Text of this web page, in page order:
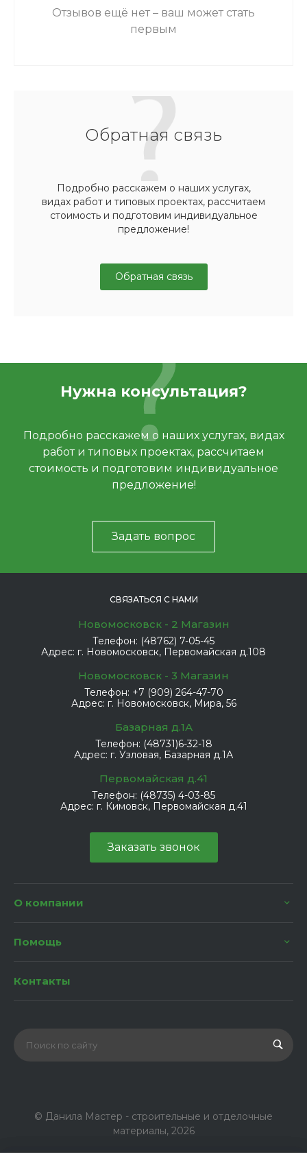
Отзывов ещё нет – ваш может стать
первым
Обратная связь
Подробно расскажем о наших услугах,
видах работ и типовых проектах, рассчитаем
стоимость и подготовим индивидуальное
предложение!
Обратная связь
Нужна консультация?
Подробно расскажем о наших услугах, видах
работ и типовых проектах, рассчитаем
стоимость и подготовим индивидуальное
предложение!
Задать вопрос
СВЯЗАТЬСЯ С НАМИ
Новомосковск - 2 Магазин
Телефон: (48762) 7-05-45
Адрес: г. Новомосковск, Первомайская д.108
Новомосковск - 3 Магазин
Телефон: +7 (909) 264-47-70
Адрес: г. Новомосковск, Мира, 56
Базарная д.1А
Телефон: (48731)6-32-18
Адрес: г. Узловая, Базарная д.1А
Первомайская д.41
Телефон: (48735) 4-03-85
Адрес: г. Кимовск, Первомайская д.41
Заказать звонок
О компании
Помощь
Контакты
© Данила Мастер - строительные и отделочные
материалы, 2026